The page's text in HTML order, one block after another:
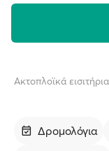
Ακτοπλοϊκά εισιτήρια
Δρομολόγια